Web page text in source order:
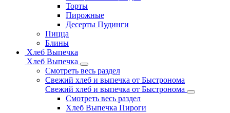
Торты
Пирожные
Десерты Пудинги
Пицца
Блины
Хлеб Выпечка
Хлеб Выпечка
Смотреть весь раздел
Свежий хлеб и выпечка от Быстронома
Свежий хлеб и выпечка от Быстронома
Смотреть весь раздел
Хлеб Выпечка Пироги